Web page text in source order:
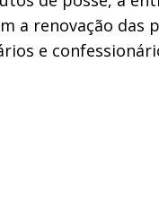
a renovação
e